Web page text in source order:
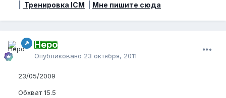
Тренировка ICM Мне пишите сюда
Неро
Опубликовано 23 октября, 2011
23/05/2009
Обхват 15.5